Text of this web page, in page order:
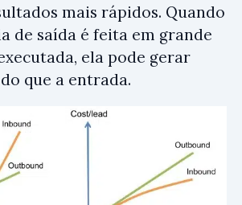
mais rápidos. Quando
de saída é feita em grande
ela pode gerar
que a entrada.